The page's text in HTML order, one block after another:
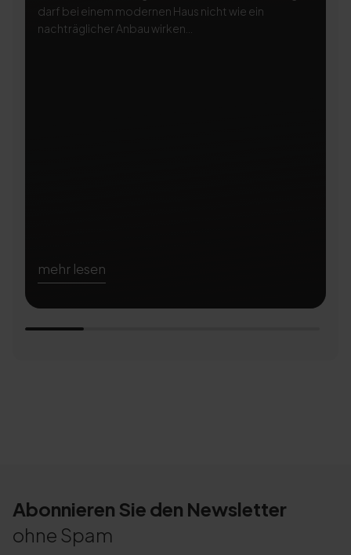
darf bei einem modernen Haus nicht wie ein
nachträglicher Anbau wirken...
mehr lesen
Abonnieren Sie den Newsletter
ohne Spam